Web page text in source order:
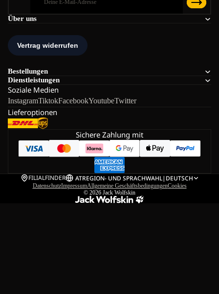
Über uns
Bestellungen
Dienstleistungen
Soziale Medien
InstagramTiktokFacebookYoutubeTwitter
Lieferoptionen
Sichere Zahlung mit
FILIALFINDER ATREGION- UND SPRACHWAHL| DEUTSCH
DatenschutzImpressumAllgemeine GeschäftsbedingungenCookies
© 2026 Jack Wolfskin